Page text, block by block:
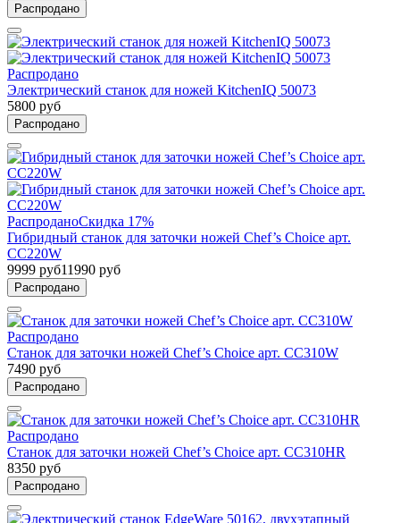
Распродано
Распродано
Электрический станок для ножей KitchenIQ 50073
5800 руб
Распродано
РаспроданоСкидка 17%
Гибридный станок для заточки ножей Chef’s Choice арт.
CC220W
9999 руб11990 руб
Распродано
Распродано
Станок для заточки ножей Chef’s Choice арт. CC310W
7490 руб
Распродано
Распродано
Станок для заточки ножей Chef’s Choice арт. CC310HR
8350 руб
Распродано